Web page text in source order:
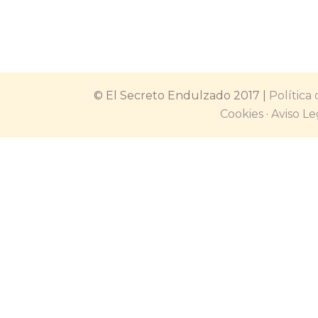
© El Secreto Endulzado 2017 | Política
Cookies· Aviso